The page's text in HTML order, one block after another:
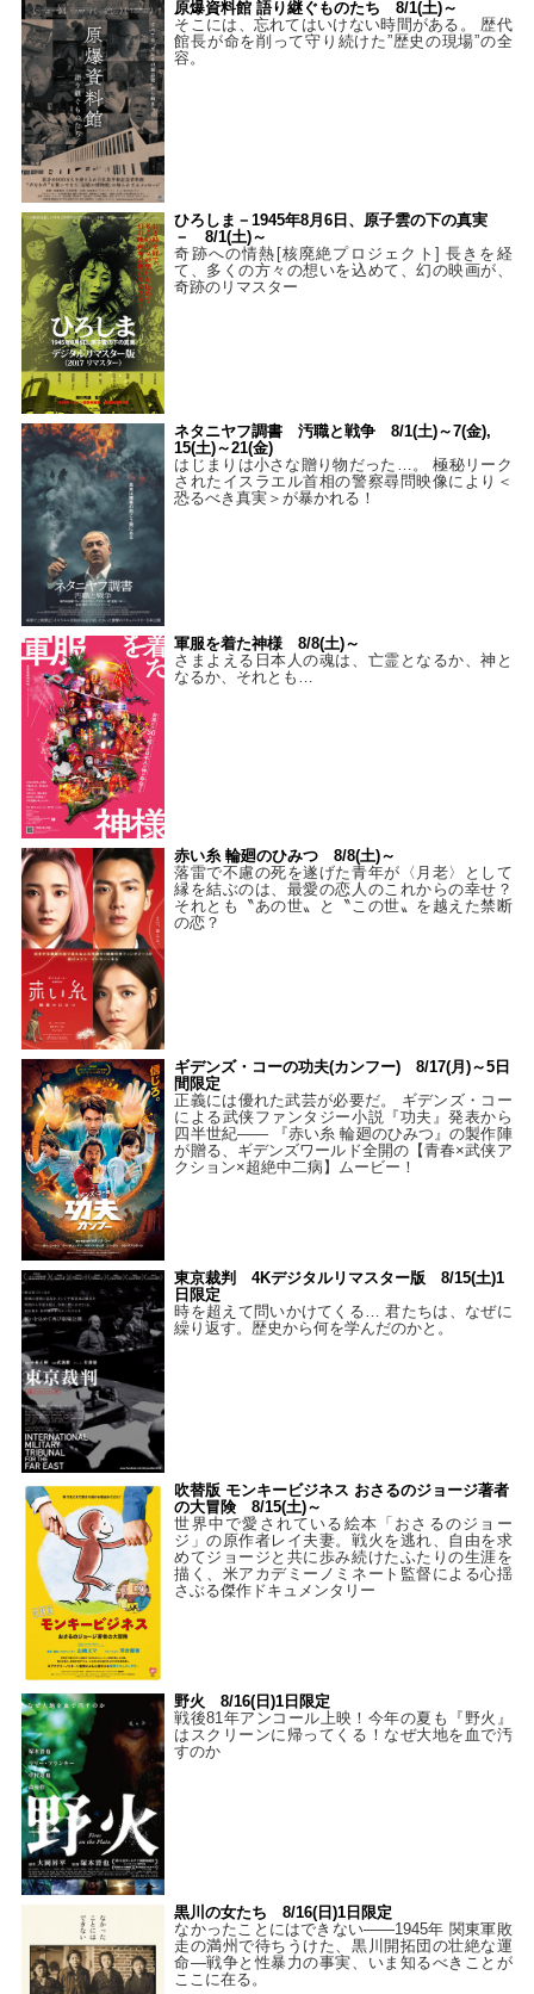
原爆資料館 語り継ぐものたち 8/1(土)～
そこには、忘れてはいけない時間がある。 歴代
館長が命を削って守り続けた”歴史の現場”の全
容。
ひろしま－1945年8月6日、原子雲の下の真実
－ 8/1(土)～
奇跡への情熱[核廃絶プロジェクト] 長きを経
て、多くの方々の想いを込めて、幻の映画が、
奇跡のリマスター
ネタニヤフ調書 汚職と戦争 8/1(土)～7(金),
15(土)～21(金)
はじまりは小さな贈り物だった…。 極秘リーク
されたイスラエル首相の警察尋問映像により＜
恐るべき真実＞が暴かれる！
軍服を着た神様 8/8(土)～
さまよえる日本人の魂は、亡霊となるか、神と
なるか、それとも…
赤い糸 輪廻のひみつ 8/8(土)～
落雷で不慮の死を遂げた青年が〈月老〉として
縁を結ぶのは、最愛の恋人のこれからの幸せ？
それとも〝あの世〟と〝この世〟を越えた禁断
の恋？
ギデンズ・コーの功夫(カンフー) 8/17(月)～5日
間限定
正義には優れた武芸が必要だ。 ギデンズ・コー
による武侠ファンタジー小説『功夫』発表から
四半世紀―― 『赤い糸 輪廻のひみつ』の製作陣
が贈る、ギデンズワールド全開の【青春×武侠ア
クション×超絶中二病】ムービー！
東京裁判 4Kデジタルリマスター版 8/15(土)1
日限定
時を超えて問いかけてくる… 君たちは、なぜに
繰り返す。歴史から何を学んだのかと。
吹替版 モンキービジネス おさるのジョージ著者
の大冒険 8/15(土)～
世界中で愛されている絵本「おさるのジョー
ジ」の原作者レイ夫妻。戦火を逃れ、自由を求
めてジョージと共に歩み続けたふたりの生涯を
描く、米アカデミーノミネート監督による心揺
さぶる傑作ドキュメンタリー
野火 8/16(日)1日限定
戦後81年アンコール上映！今年の夏も『野火』
はスクリーンに帰ってくる！なぜ大地を血で汚
すのか
黒川の女たち 8/16(日)1日限定
なかったことにはできない——1945年 関東軍敗
走の満州で待ちうけた、黒川開拓団の壮絶な運
命―戦争と性暴力の事実、いま知るべきことが
ここに在る。